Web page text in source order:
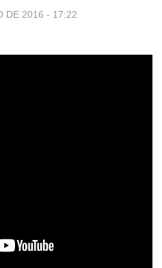
DE 2016 - 17:22